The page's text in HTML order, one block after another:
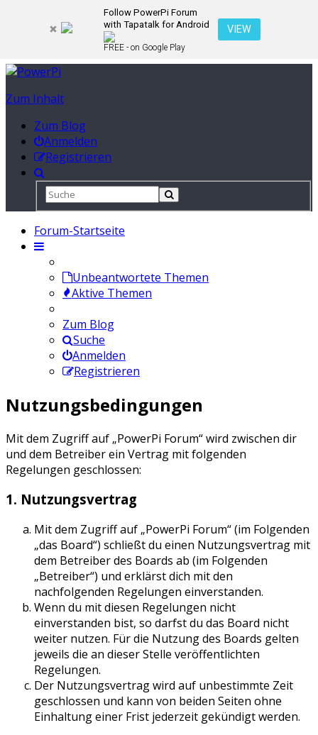
Follow PowerPi Forum
with Tapatalk for Android
FREE - on Google Play
VIEW
Zum Inhalt
Zum Blog
Anmelden
Registrieren
Forum-Startseite
Unbeantwortete Themen
Aktive Themen
Zum Blog
Suche
Anmelden
Registrieren
Nutzungsbedingungen
Mit dem Zugriff auf „PowerPi Forum“ wird zwischen dir
und dem Betreiber ein Vertrag mit folgenden
Regelungen geschlossen:
1. Nutzungsvertrag
Mit dem Zugriff auf „PowerPi Forum“ (im Folgenden
„das Board“) schließt du einen Nutzungsvertrag mit
dem Betreiber des Boards ab (im Folgenden
„Betreiber“) und erklärst dich mit den
nachfolgenden Regelungen einverstanden.
Wenn du mit diesen Regelungen nicht
einverstanden bist, so darfst du das Board nicht
weiter nutzen. Für die Nutzung des Boards gelten
jeweils die an dieser Stelle veröffentlichten
Regelungen.
Der Nutzungsvertrag wird auf unbestimmte Zeit
geschlossen und kann von beiden Seiten ohne
Einhaltung einer Frist jederzeit gekündigt werden.